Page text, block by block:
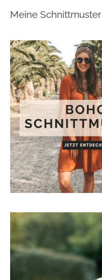
Meine Schnittmuster